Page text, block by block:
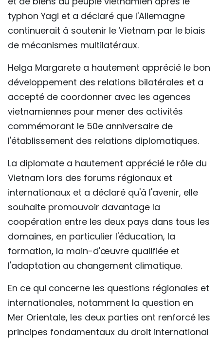
typhon Yagi et a déclaré que l'Allemagne
continuerait à soutenir le Vietnam par le biais
de mécanismes multilatéraux.
Helga Margarete a hautement apprécié le bon
développement des relations bilatérales et a
accepté de coordonner avec les agences
vietnamiennes pour mener des activités
commémorant le 50e anniversaire de
l'établissement des relations diplomatiques.
La diplomate a hautement apprécié le rôle du
Vietnam lors des forums régionaux et
internationaux et a déclaré qu'à l'avenir, elle
souhaite promouvoir davantage la
coopération entre les deux pays dans tous les
domaines, en particulier l'éducation, la
formation, la main-d'œuvre qualifiée et
l'adaptation au changement climatique.
En ce qui concerne les questions régionales et
internationales, notamment la question en
Mer Orientale, les deux parties ont renforcé les
principes fondamentaux du droit international